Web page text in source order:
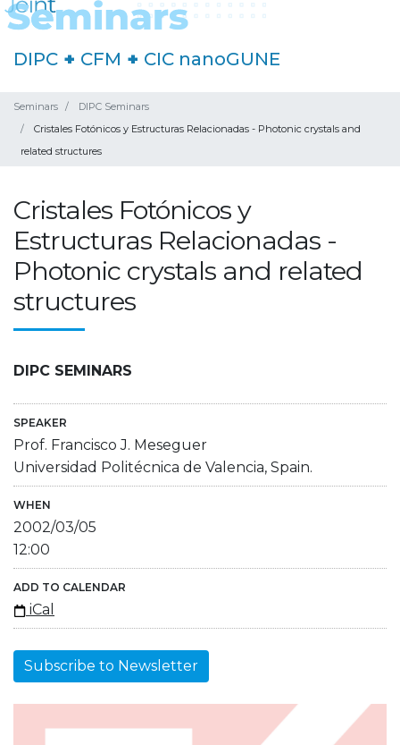
DIPC + CFM + CIC nanoGUNE
Seminars
DIPC Seminars
Cristales Fotónicos y Estructuras Relacionadas - Photonic crystals and
related structures
Cristales Fotónicos y
Estructuras Relacionadas -
Photonic crystals and related
structures
DIPC SEMINARS
SPEAKER
Prof. Francisco J. Meseguer
Universidad Politécnica de Valencia, Spain.
WHEN
2002/03/05
12:00
ADD TO CALENDAR
iCal
Subscribe to Newsletter